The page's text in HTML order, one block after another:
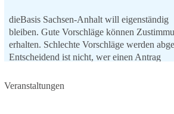
dieBasis Sachsen-Anhalt will eigenständig
bleiben. Gute Vorschläge können
erhalten. Schlechte Vorschläge werden
Entscheidend ist nicht, wer einen Antrag
weiterbringt.
Veranstaltungen